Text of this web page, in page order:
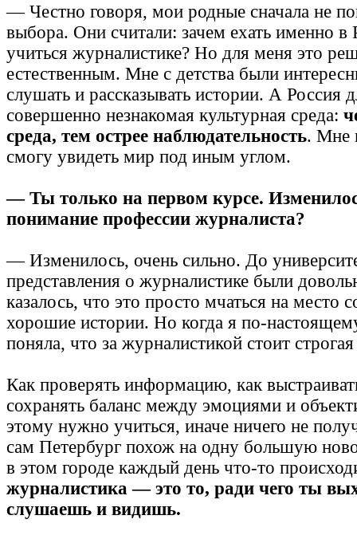
— Честно говоря, мои родные сначала не
выбора. Они считали: зачем ехать именно
учиться журналистике? Но для меня это
естественным. Мне с детства были
слушать и рассказывать истории. А Россия
совершенно незнакомая культурная среда:
среда, тем острее наблюдательность. Мне
смогу увидеть мир под иным углом.
— Ты только на первом курсе.
понимание профессии журналиста?
— Изменилось, очень сильно. До
представления о журналистике были
казалось, что это просто мчаться на место
хорошие истории. Но когда я по-
поняла, что за журналистикой стоит
Как проверять информацию, как
сохранять баланс между эмоциями и
этому нужно учиться, иначе ничего не
сам Петербург похож на одну большую
в этом городе каждый день что-то
журналистика — это то, ради чего ты
слушаешь и видишь.